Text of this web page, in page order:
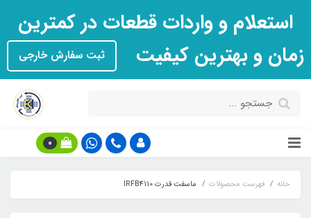
استعلام و واردات قطعات در کمترین
زمان و بهترین کیفیت
ثبت سفارش خارجی
0
خانه فهرست محصولات ماسفت قدرت IRFB4110